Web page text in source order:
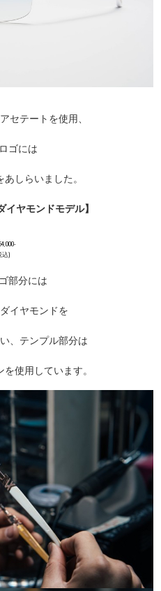
セテートを使用、
ロゴには
しらいました。
イヤモンドモデル】
込)
部分には
イヤモンドを
、テンプル部分は
使用しています。